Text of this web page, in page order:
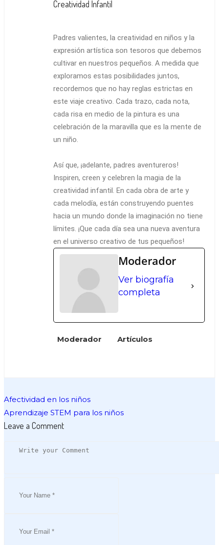
Creatividad Infantil
Padres valientes, la creatividad en niños y la
expresión artística son tesoros que debemos
cultivar en nuestros pequeños. A medida que
exploramos estas posibilidades juntos,
recordemos que no hay reglas estrictas en
este viaje creativo. Cada trazo, cada nota,
cada risa en medio de la pintura es una
celebración de la maravilla que es la mente de
un niño.
Así que, ¡adelante, padres aventureros!
Inspiren, creen y celebren la magia de la
creatividad infantil. En cada obra de arte y
cada melodía, están construyendo puentes
hacia un mundo donde la imaginación no tiene
límites. ¡Que cada día sea una nueva aventura
en el universo creativo de tus pequeños!
Moderador
Ver biografía
completa
Moderador Artículos
Navegación
de
entradas
Afectividad en los niños
Aprendizaje STEM para los niños
Leave a Comment